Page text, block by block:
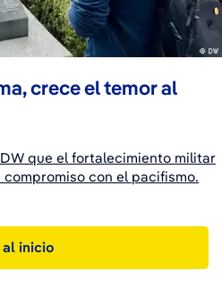
crece el temor al
que el fortalecimiento militar
con el pacifismo.
al inicio